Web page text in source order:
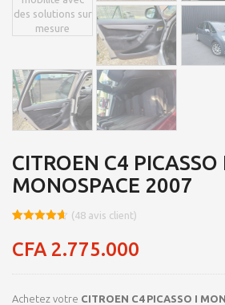
CITROEN C4 PICASSO
MONOSPACE 2007
sur 5
basé sur
client
(48 avis client)
CFA 2.775.000
Achetez votre CITROEN C4 PICASSO I